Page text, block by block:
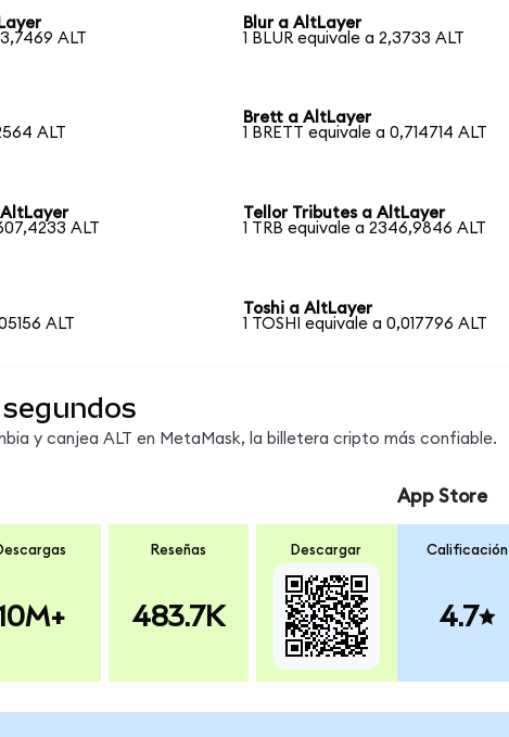
ALT
Blur a AltLayer
1 BLUR equivale a 2,3733 ALT
ALT
Brett a AltLayer
1 BRETT equivale a 0,714714 ALT
ALT
Tellor Tributes a AltLayer
1 TRB equivale a 2346,9846 ALT
ALT
Toshi a AltLayer
1 TOSHI equivale a 0,017796 ALT
y canjea ALT en MetaMask, la billetera cripto más confiable.
Reseñas
483.7K
Descargar
App Store
Calificación
4.7